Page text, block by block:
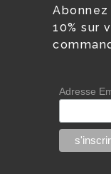
10% sur
Adresse